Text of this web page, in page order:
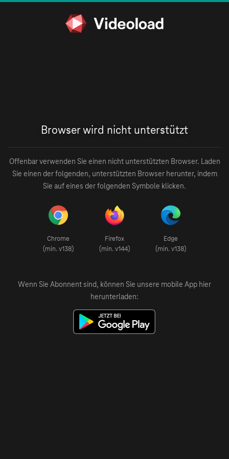
Browser wird nicht unterstützt
Offenbar verwenden Sie einen nicht unterstützten Browser. Laden
Sie einen der folgenden, unterstützten Browser herunter, indem
Sie auf eines der folgenden Symbole klicken.
Chrome
(min. v138)
Firefox
(min. v144)
Edge
(min. v138)
Wenn Sie Abonnent sind, können Sie unsere mobile App hier
herunterladen: